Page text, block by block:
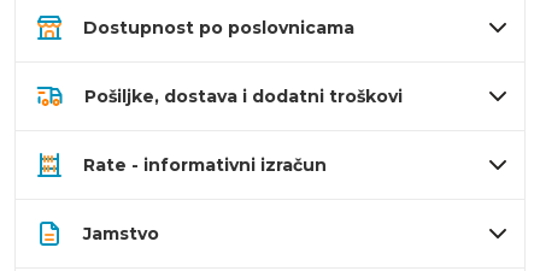
Dostupnost po poslovnicama
Pošiljke, dostava i dodatni troškovi
Rate - informativni izračun
Jamstvo